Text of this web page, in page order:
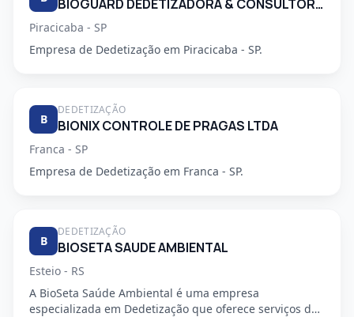
BIOGUARD DEDETIZADORA & CONSULTORIA LTDA
Piracicaba - SP
Empresa de Dedetização em Piracicaba - SP.
B
DEDETIZAÇÃO
BIONIX CONTROLE DE PRAGAS LTDA
Franca - SP
Empresa de Dedetização em Franca - SP.
B
DEDETIZAÇÃO
BIOSETA SAUDE AMBIENTAL
Esteio - RS
A BioSeta Saúde Ambiental é uma empresa
especializada em Dedetização que oferece serviços de